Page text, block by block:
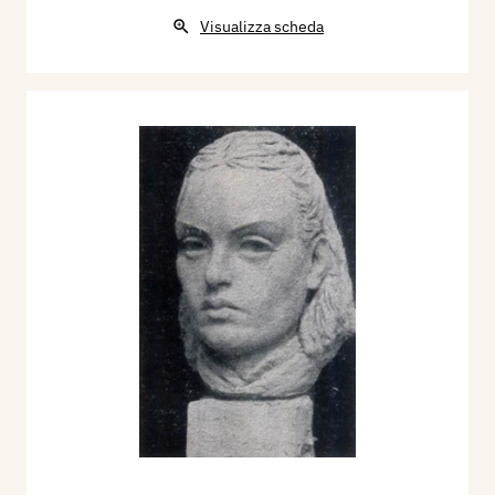
della Città di Venezia, catalogo mostra, p. 165.
bozzetti per il Monumento al Legionario,
Bergamo, Emporium, n. 490, ottobre, p.
1937 - Le pavillon Italien. Exposition de Paris
1937, Edité par la Chambre de Commerce
Italienne de Paris, p. 11.
1943 - Artisti siciliani moderni, L'Illustrazione
Italiana, n, 52, 25 dicembre, p. 983.
1949 - Francesco Sapori: Scultura italiana
moderna, Roma, Libreria dello Stato.
1996 - La Biennale di Venezia. Le Esposizioni
Visualizza scheda